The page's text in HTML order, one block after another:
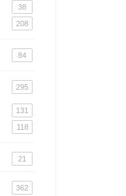
38
208
84
295
131
118
21
362